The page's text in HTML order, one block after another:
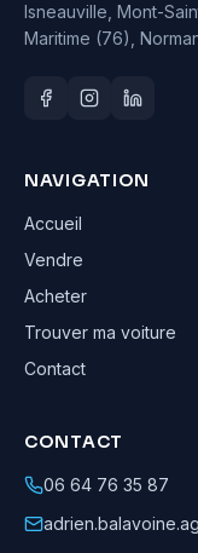
Isneauville, Mont-
Maritime (76),
NAVIGATION
Accueil
Vendre
Acheter
Trouver ma voiture
Contact
CONTACT
06 64 76 35 87